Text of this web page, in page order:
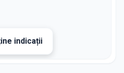
indicații